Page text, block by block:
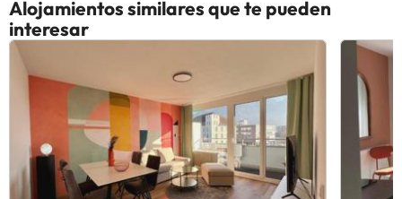
Alojamientos similares que te pueden
interesar